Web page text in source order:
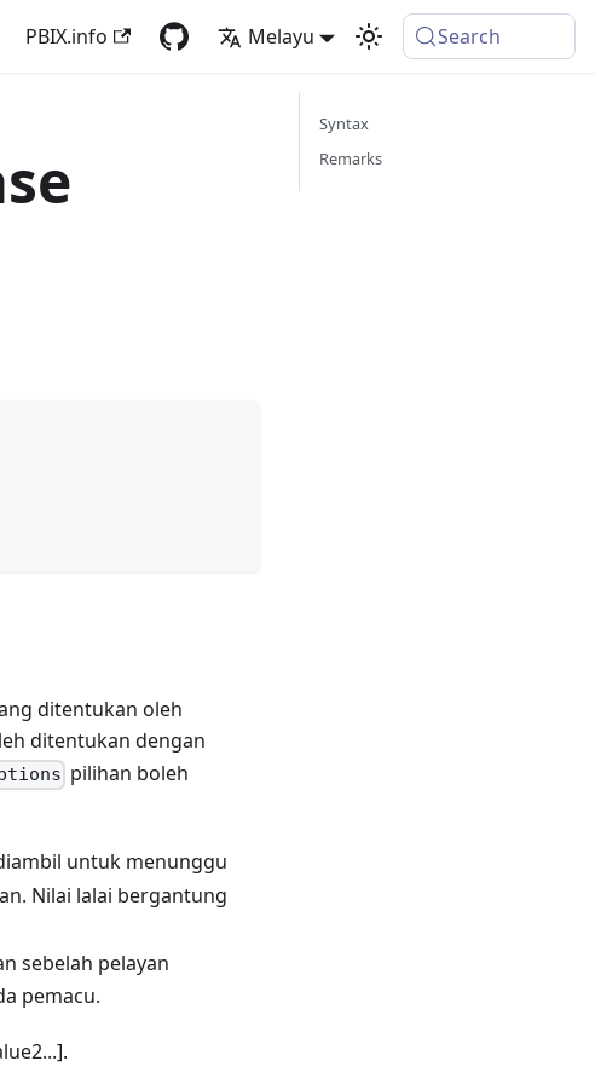
PBIX.info Melayu Search
ditentukan oleh
ditentukan dengan
pilihan boleh
untuk menunggu
Nilai lalai bergantung
sebelah pelayan
pemacu.
Syntax
Remarks